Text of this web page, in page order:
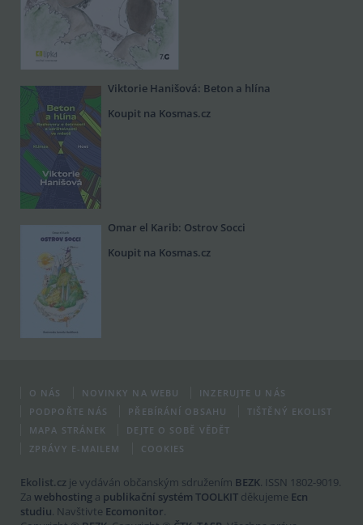
Viktorie Hanišová: Beton a hlína
Koupit na Kosmas.cz
Omar el Karib: Ostrov Socci
Koupit na Kosmas.cz
O NÁS NOVINKY NA WEBU
INZERUJTE U NÁS
PODPOŘTE NÁS
PŘEBÍRÁNÍ OBSAHU
TIŠTĚNÝ EKOLIST
MAPA STRÁNEK
DEJTE O SOBĚ VĚDĚT
ZPRÁVY E-MAILEM
COOKIES
Ekolist.cz je vydáván občanským sdružením BEZK. ISSN 1802-9019.
Za webhosting a publikační systém TOOLKIT děkujeme Ecn
studiu. Navštivte Ecomonitor.